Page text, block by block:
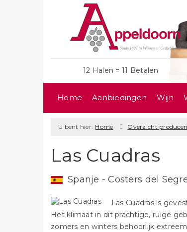
12 Halen = 11 Betalen
Home Aanbiedingen Wijn
U bent hier: Home Overzicht
Las Cuadras
Spanje - Costers del
Las Cuadras is
Het klimaat in dit prachtige, ruige
zomers en winters behoorlijk